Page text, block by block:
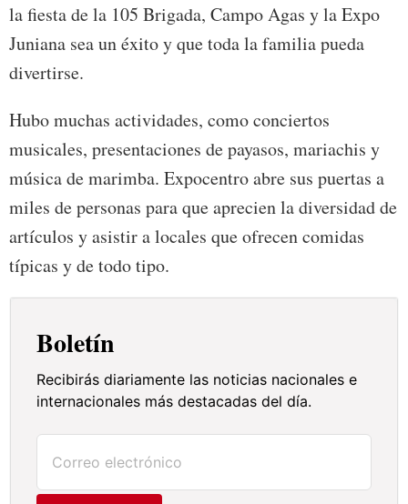
la fiesta de la 105 Brigada, Campo Agas y la Expo
Juniana sea un éxito y que toda la familia pueda
divertirse.
Hubo muchas actividades, como conciertos
musicales, presentaciones de payasos, mariachis y
música de marimba. Expocentro abre sus puertas a
miles de personas para que aprecien la diversidad de
artículos y asistir a locales que ofrecen comidas
típicas y de todo tipo.
Boletín
Recibirás diariamente las noticias nacionales e
internacionales más destacadas del día.